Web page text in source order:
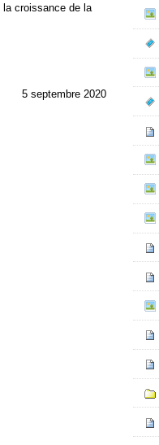
croissance de la
5 septembre 2020